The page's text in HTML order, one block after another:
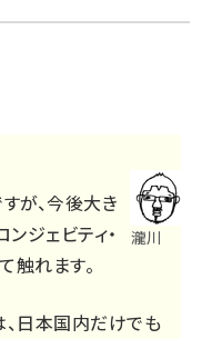
瀧川
が、今後大き
ジェビティ・
触れます。
、日本国内だけでも